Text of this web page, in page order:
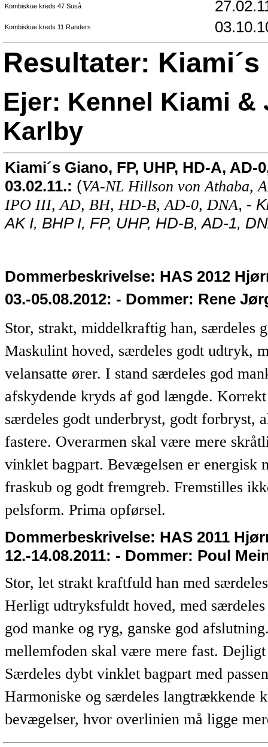
Kombiskue kreds 47 Suså
Kombiskue kreds 11 Randers
Resultater:
Ejer: Kennel Kiami &
Karlby
Kiami´s Giano, FP, UHP, HD-A, AD-
03.02.11.: (VA-NL Hillson von Athaba,
IPO III, AD, BH, HD-B, AD-0, DNA, -
AK I, BHP I, FP, UHP, HD-B, AD-1,
Dommerbeskrivelse: HAS 2012
03.-05.08.2012: - Dommer: Rene
Stor, strakt, middelkraftig han, særdeles
Maskulint hoved, særdeles godt udtryk,
velansatte ører. I stand særdeles god
afskydende kryds af god længde.
særdeles godt underbryst, godt forbryst,
fastere. Overarmen skal være mere
vinklet bagpart. Bevægelsen er energisk
fraskub og godt fremgreb. Fremstilles
pelsform. Prima opførsel.
Dommerbeskrivelse: HAS 2011
12.-14.08.2011: - Dommer: Poul
Stor, let strakt kraftfuld han med
Herligt udtryksfuldt hoved, med
god manke og ryg, ganske god
mellemfoden skal være mere fast.
Særdeles dybt vinklet bagpart med
Harmoniske og særdeles langtrækkende
bevægelser, hvor overlinien må ligge